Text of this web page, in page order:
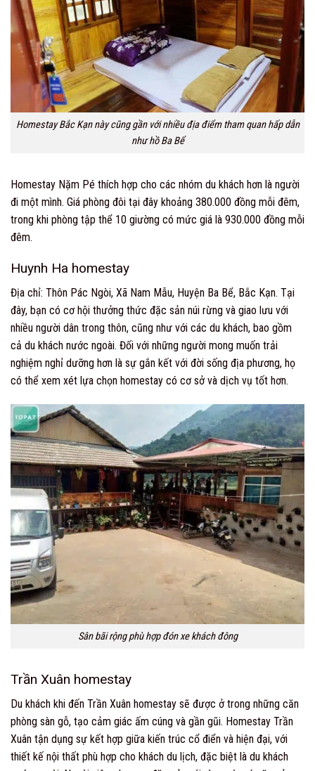
Homestay Bắc Kạn này cũng gần với nhiều địa điểm tham quan hấp dẫn
như hồ Ba Bể
Homestay Nặm Pé thích hợp cho các nhóm du khách hơn là người
đi một mình. Giá phòng đôi tại đây khoảng 380.000 đồng mỗi đêm,
trong khi phòng tập thể 10 giường có mức giá là 930.000 đồng mỗi
đêm.
Huynh Ha homestay
Địa chỉ: Thôn Pác Ngòi, Xã Nam Mẫu, Huyện Ba Bể, Bắc Kạn. Tại
đây, bạn có cơ hội thưởng thức đặc sản núi rừng và giao lưu với
nhiều người dân trong thôn, cũng như với các du khách, bao gồm
cả du khách nước ngoài. Đối với những người mong muốn trải
nghiệm nghỉ dưỡng hơn là sự gắn kết với đời sống địa phương, họ
có thể xem xét lựa chọn homestay có cơ sở và dịch vụ tốt hơn.
Sân bãi rộng phù hợp đón xe khách đông
Trần Xuân homestay
Du khách khi đến Trần Xuân homestay sẽ được ở trong những căn
phòng sàn gỗ, tạo cảm giác ấm cúng và gần gũi. Homestay Trần
Xuân tận dụng sự kết hợp giữa kiến trúc cổ điển và hiện đại, với
thiết kế nội thất phù hợp cho khách du lịch, đặc biệt là du khách